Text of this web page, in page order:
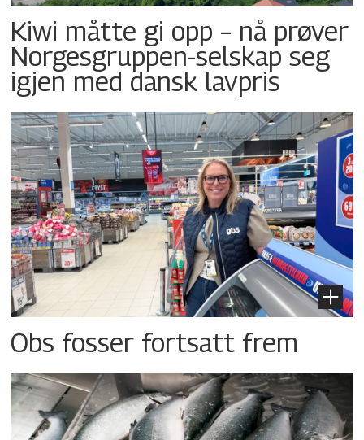
Kiwi måtte gi opp – nå prøver
Norgesgruppen-selskap seg
igjen med dansk lavpris
Obs fosser fortsatt frem